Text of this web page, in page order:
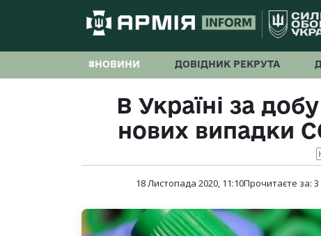
#НОВИНИ ДОВІДНИК РЕКРУТА
В Україні за
нових випадки
18 Листопада 2020, 11:10Прочитаєте за: 3